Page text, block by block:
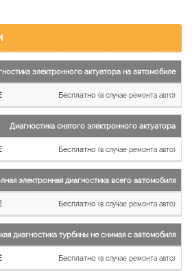
электронного актуатора на автомобиле
Бесплатно (в случае ремонта авто)
Диагностика снятого электронного актуатора
Бесплатно (в случае ремонта авто)
электронная диагностика всего автомобиля
Бесплатно (в случае ремонта авто)
диагностика турбины не снимая с автомобиля
Бесплатно (в случае ремонта авто)